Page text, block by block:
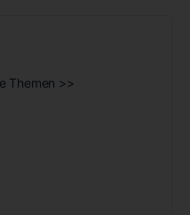
Themen >>